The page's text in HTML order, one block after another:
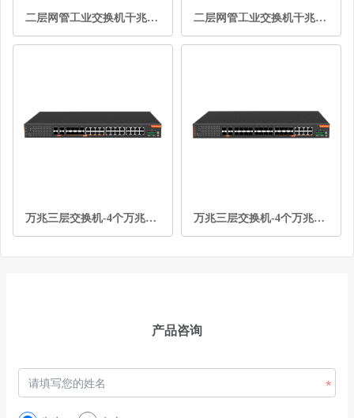
二层网管工业交换机千兆16光12电 二层网管工业交换机千兆12光16电
万兆三层交换机-4个万兆光口+16个千兆电口+8个千兆Combo光电复用口 万兆三层交换机-4个万兆光口+16个千兆光口+8个千兆Combo
产品咨询